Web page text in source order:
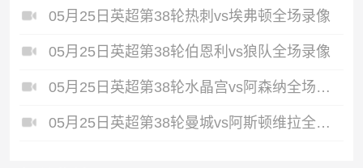
05月25日英超第38轮热刺vs埃弗顿全场录像
05月25日英超第38轮伯恩利vs狼队全场录像
05月25日英超第38轮水晶宫vs阿森纳全场录像
05月25日英超第38轮曼城vs阿斯顿维拉全场录像